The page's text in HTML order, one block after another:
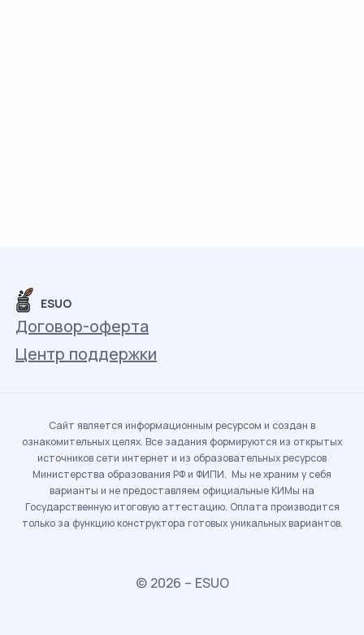
ESUO
Договор-оферта
Центр поддержки
Сайт является информационным ресурсом и создан в
ознакомительных целях. Все задания формируются из открытых
источников сети интернет и из образовательных ресурсов
Министерства образования РФ и ФИПИ. Мы не храним у себя
варианты и не предоставляем официальные КИМы на
Государственную итоговую аттестацию. Оплата производится
только за функцию конструктора готовых уникальных вариантов.
© 2026 – ESUO